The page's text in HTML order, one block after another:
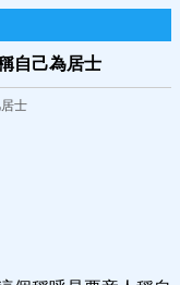
自己為居士
士